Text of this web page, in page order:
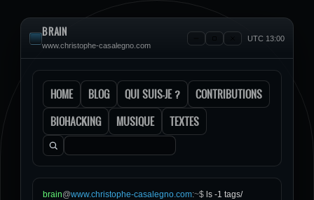
BRAIN
www.christophe-casalegno.com
UTC 13:00
HOME BLOG QUI SUIS-JE ?
CONTRIBUTIONS
BIOHACKING
MUSIQUE TEXTES
Rechercher :
brain@www.christophe-casalegno.com:~$ ls -1 tags/